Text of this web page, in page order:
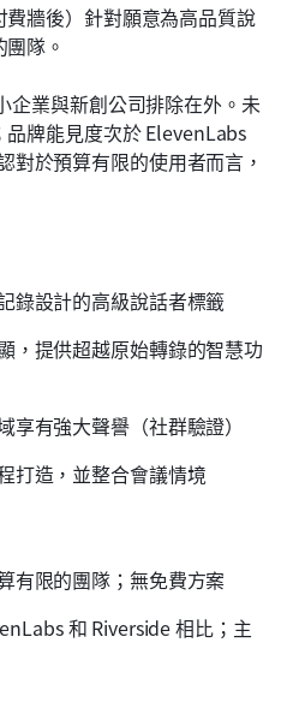
牆後）針對願意為高品質說
隊。
企業與新創公司排除在外。未
牌能見度次於 ElevenLabs
對於預算有限的使用者而言，
錄設計的高級說話者標籤
，提供超越原始轉錄的智慧功
有強大聲譽（社群驗證）
打造，並整合會議情境
有限的團隊；無免費方案
和 Riverside 相比；主